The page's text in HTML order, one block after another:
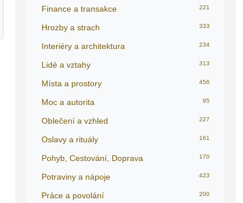
Finance a transakce 221
Hrozby a strach 333
Interiéry a architektura 234
Lidé a vztahy 313
Místa a prostory 456
Moc a autorita 95
Oblečení a vzhled 227
Oslavy a rituály 161
Pohyb, Cestování, Doprava 170
Potraviny a nápoje 423
Práce a povolání 200